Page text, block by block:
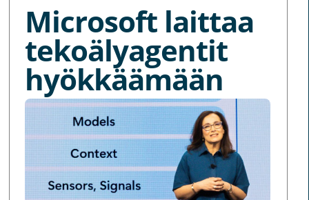
Microsoft laittaa
tekoälyagentit
hyökkäämään